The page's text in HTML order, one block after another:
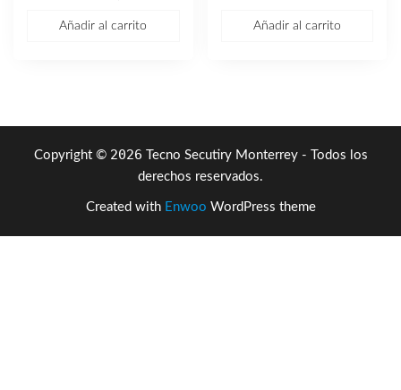
Añadir al carrito Añadir al carrito
Copyright © 2026 Tecno Secutiry Monterrey - Todos los
derechos reservados.
Created with Enwoo WordPress theme